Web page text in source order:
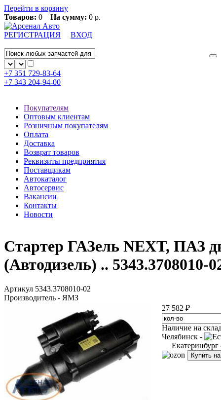
Перейти в корзину
Товаров: 0 На сумму: 0 р.
РЕГИСТРАЦИЯ ВХОД
+7 351 729-83-64
+7 343 204-94-00
Покупателям
Оптовым клиентам
Розничным покупателям
Оплата
Доставка
Возврат товаров
Реквизиты предприятия
Поставщикам
Автокаталог
Автосервис
Вакансии
Контакты
Новости
Стартер ГАЗель NEXT, ПАЗ
(Автодизель) .. 5343.3708010-
Артикул 5343.3708010-02
Производитель - ЯМЗ
27 582 ₽
Наличие на
Челябинск -
Купить